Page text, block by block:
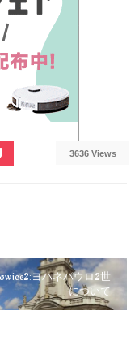
3636 Views
ヨハネパウロ2世
について